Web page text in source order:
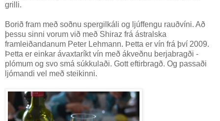
grilli.
Borið fram með soðnu spergilkáli og ljúffengu rauðvíni. Að
þessu sinni vorum við með Shiraz frá ástralska
framleiðandanum Peter Lehmann. Þetta er vín frá því 2009.
Þetta er einkar ávaxtaríkt vín með ákveðnu berjabragði -
plómum og svo smá súkkulaði. Gott eftirbragð. Og passaði
ljómandi vel með steikinni.